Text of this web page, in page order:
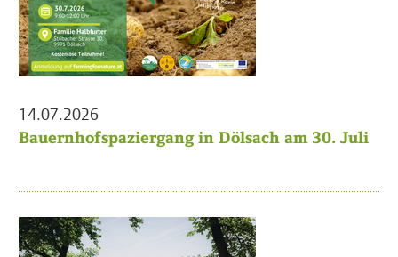
14.07.2026
Bauernhofspaziergang in Dölsach am 30. Juli